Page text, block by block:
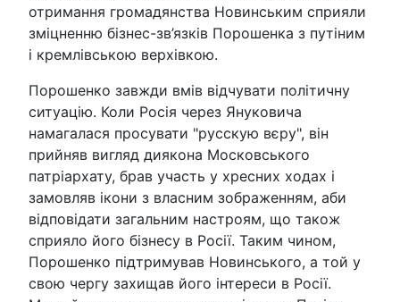
отримання громадянства Новинським сприяли
зміцненню бізнес-зв’язків Порошенка з путіним
і кремлівською верхівкою.
Порошенко завжди вмів відчувати політичну
ситуацію. Коли Росія через Януковича
намагалася просувати "русскую вєру", він
прийняв вигляд диякона Московського
патріархату, брав участь у хресних ходах і
замовляв ікони з власним зображенням, аби
відповідати загальним настроям, що також
сприяло його бізнесу в Росії. Таким чином,
Порошенко підтримував Новинського, а той у
свою чергу захищав його інтереси в Росії.